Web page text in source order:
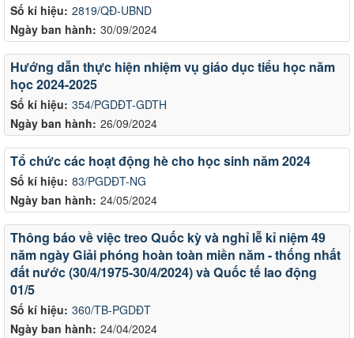
Số kí hiệu: 2819/QĐ-UBND
Ngày ban hành: 30/09/2024
Số kí hiệu: 354/PGDĐT-GDTH
Ngày ban hành: 26/09/2024
Hướng dẫn thực hiện nhiệm vụ giáo dục tiểu học năm
học 2024-2025
Số kí hiệu: 83/PGDĐT-NG
Ngày ban hành: 24/05/2024
Tổ chức các hoạt động hè cho học sinh năm 2024
Số kí hiệu: 360/TB-PGDĐT
Ngày ban hành: 24/04/2024
Thông báo về việc treo Quốc kỳ và nghỉ lễ kỉ niệm 49
năm ngày Giải phóng hoàn toàn miền năm - thống nhất
đất nước (30/4/1975-30/4/2024) và Quốc tế lao động
01/5